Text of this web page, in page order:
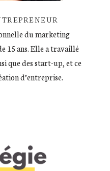
du marketing
15 ans. Elle a travaillé
que des start-up, et ce
d’entreprise.